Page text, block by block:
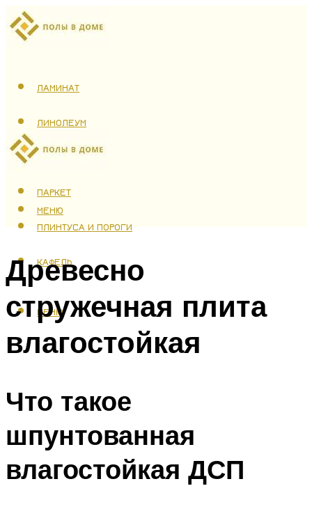
ЛАМИНАТ
ЛИНОЛЕУМ
ТЕПЛЫЙ ПОЛ
ПАРКЕТ
ПЛИНТУСА И ПОРОГИ
КАФЕЛЬ
МЕНЮ
МЕНЮ
Древесно
стружечная плита
влагостойкая
Что такое
шпунтованная
влагостойкая ДСП